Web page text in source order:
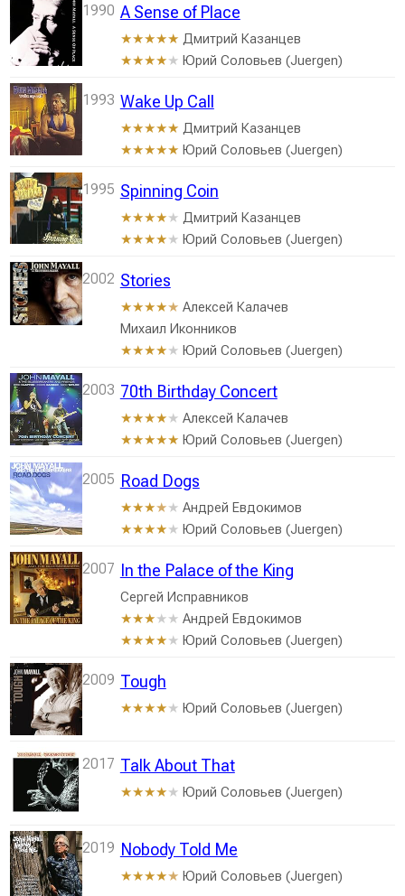
1990 A Sense of Place
★★★★★ Дмитрий Казанцев
★★★★★ Юрий Соловьев (Juergen)
1993 Wake Up Call
★★★★★ Дмитрий Казанцев
★★★★★ Юрий Соловьев (Juergen)
1995 Spinning Coin
★★★★★ Дмитрий Казанцев
★★★★★ Юрий Соловьев (Juergen)
2002 Stories
★★★★★ Алексей Калачев
Михаил Иконников
★★★★★ Юрий Соловьев (Juergen)
2003 70th Birthday Concert
★★★★★ Алексей Калачев
★★★★★ Юрий Соловьев (Juergen)
2005 Road Dogs
★★★★★ Андрей Евдокимов
★★★★★ Юрий Соловьев (Juergen)
2007 In the Palace of the King
Сергей Исправников
★★★★★ Андрей Евдокимов
★★★★★ Юрий Соловьев (Juergen)
2009 Tough
★★★★★ Юрий Соловьев (Juergen)
2017 Talk About That
★★★★★ Юрий Соловьев (Juergen)
2019 Nobody Told Me
★★★★★ Юрий Соловьев (Juergen)